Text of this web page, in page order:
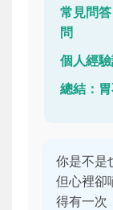
常見問
問
個人經
總結：
你是不是
但心裡卻
得有一次